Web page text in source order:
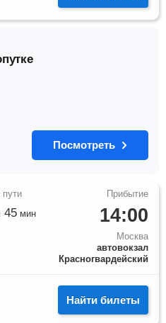
Посмотреть
14:00
Москва
автовокзал
Красногвардейский
45мин
Найти билеты